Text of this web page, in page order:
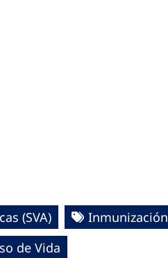
(SVA)
Inmunización
de Vida